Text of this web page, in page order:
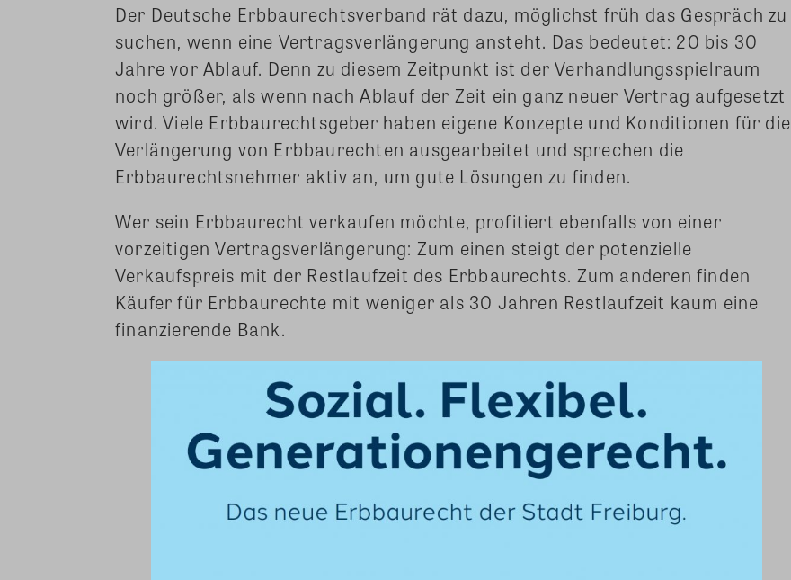
Der Deutsche Erbbaurechtsverband rät dazu, möglichst früh das Gespräch zu
suchen, wenn eine Vertragsverlängerung ansteht. Das bedeutet: 20 bis 30
Jahre vor Ablauf. Denn zu diesem Zeitpunkt ist der Verhandlungsspielraum
noch größer, als wenn nach Ablauf der Zeit ein ganz neuer Vertrag aufgesetzt
wird. Viele Erbbaurechtsgeber haben eigene Konzepte und Konditionen für die
Verlängerung von Erbbaurechten ausgearbeitet und sprechen die
Erbbaurechtsnehmer aktiv an, um gute Lösungen zu finden.
Wer sein Erbbaurecht verkaufen möchte, profitiert ebenfalls von einer
vorzeitigen Vertragsverlängerung: Zum einen steigt der potenzielle
Verkaufspreis mit der Restlaufzeit des Erbbaurechts. Zum anderen finden
Käufer für Erbbaurechte mit weniger als 30 Jahren Restlaufzeit kaum eine
finanzierende Bank.